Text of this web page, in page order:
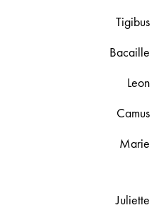
Tigibus
Bacaille
Leon
Camus
Marie
Juliette